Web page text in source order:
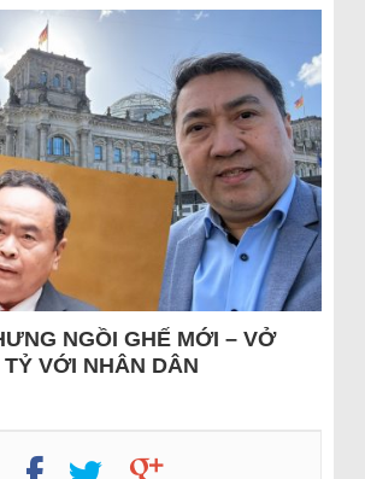
NGỒI GHẾ MỚI – VỞ
VỚI NHÂN DÂN